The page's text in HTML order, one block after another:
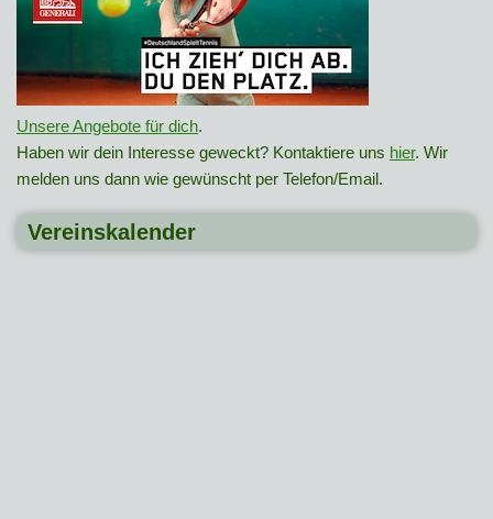
Unsere Angebote für dich.
Haben wir dein Interesse geweckt? Kontaktiere uns hier. Wir
melden uns dann wie gewünscht per Telefon/Email.
Vereinskalender